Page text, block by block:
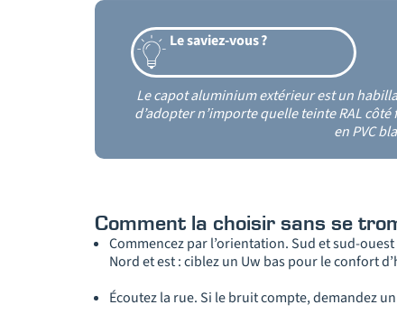
Le saviez-vous ?
Le capot aluminium extérieur est un
d’adopter n’importe quelle teinte RAL
en PVC
Comment la choisir sans se
Commencez par l’orientation. Sud et sud-
Nord et est : ciblez un Uw bas pour le confort
Écoutez la rue. Si le bruit compte, demandez